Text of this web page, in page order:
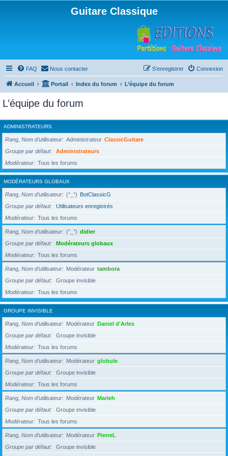
Guitare Classique
FAQ Nous contacter Connexion
S’enregistrer
Accueil Portail Index du forum L’équipe du forum
L’équipe du forum
ADMINISTRATEURS
Rang, Nom d’utilisateur Administrateur ClassicGuitare
Groupe par défaut
Administrateurs
Modérateur
Tous les forums
MODÉRATEURS GLOBAUX
Rang, Nom d’utilisateur (°_°) BotClassicG
Groupe par défaut
Utilisateurs enregistrés
Modérateur
Tous les forums
Rang, Nom d’utilisateur (°_°) didier
Groupe par défaut
Modérateurs globaux
Modérateur
Tous les forums
Rang, Nom d’utilisateur Modérateur tambora
Groupe par défaut
Groupe invisible
Modérateur
Tous les forums
GROUPE INVISIBLE
Rang, Nom d’utilisateur Modérateur Daniel d'Arles
Groupe par défaut
Groupe invisible
Modérateur
Tous les forums
Rang, Nom d’utilisateur Modérateur globule
Groupe par défaut
Groupe invisible
Modérateur
Tous les forums
Rang, Nom d’utilisateur Modérateur Marieh
Groupe par défaut
Groupe invisible
Modérateur
Tous les forums
Rang, Nom d’utilisateur Modérateur PierreL
Groupe par défaut
Groupe invisible